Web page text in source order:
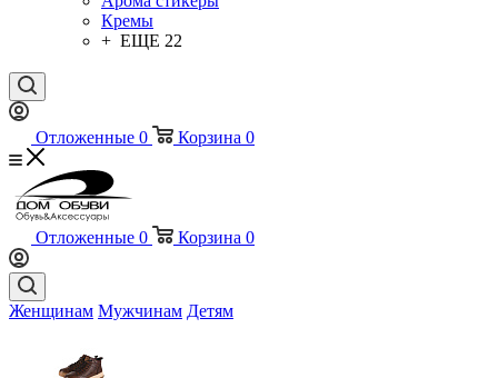
Кремы
+ ЕЩЕ 22
Отложенные 0 Корзина 0
Отложенные 0 Корзина 0
Женщинам Мужчинам Детям